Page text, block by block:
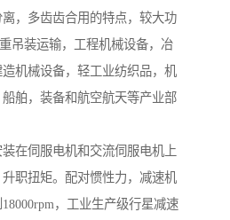
，多齿齿合用的特点，较大功
吊装运输，工程机械设备，冶
机械设备，轻工业纺织品，机
舶，装备和航空航天等产业部
在伺服电机和交流伺服电机上
职扭矩。配对惯性力，减速机
，工业生产级行星减速